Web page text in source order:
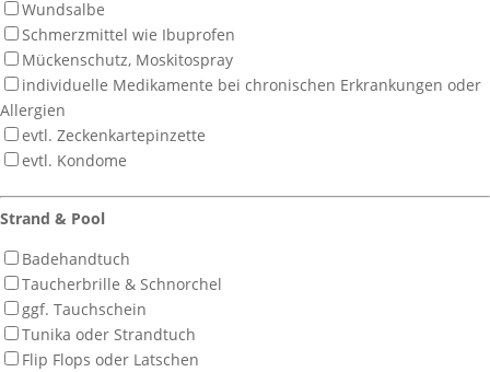
Wundsalbe
Schmerzmittel wie Ibuprofen
Mückenschutz, Moskitospray
individuelle Medikamente bei chronischen Erkrankungen oder
Allergien
evtl. Zeckenkartepinzette
evtl. Kondome
Strand & Pool
Badehandtuch
Taucherbrille & Schnorchel
ggf. Tauchschein
Tunika oder Strandtuch
Flip Flops oder Latschen